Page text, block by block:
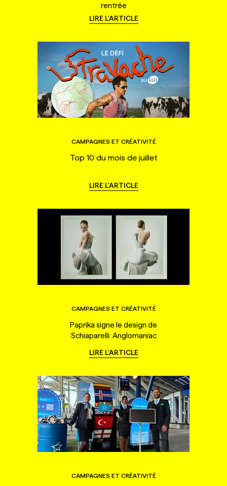
rentrée
LIRE L'ARTICLE
CAMPAGNES ET CRÉATIVITÉ
Top 10 du mois de juillet
LIRE L'ARTICLE
CAMPAGNES ET CRÉATIVITÉ
Paprika signe le design de
Schiaparelli: Anglomaniac
LIRE L'ARTICLE
CAMPAGNES ET CRÉATIVITÉ